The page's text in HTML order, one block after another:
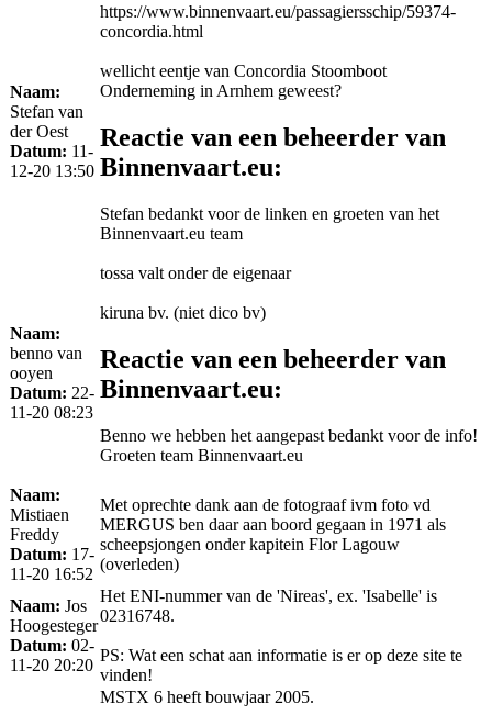
Naam:
Stefan van
der Oest
Datum: 11-
12-20 13:50
https://www.binnenvaart.eu/passagiersschip/59374-
concordia.html
wellicht eentje van Concordia Stoomboot
Onderneming in Arnhem geweest?
Reactie van een beheerder van
Binnenvaart.eu:
Stefan bedankt voor de linken en groeten van het
Binnenvaart.eu team
Naam:
benno van
ooyen
Datum: 22-
11-20 08:23
tossa valt onder de eigenaar
kiruna bv. (niet dico bv)
Reactie van een beheerder van
Binnenvaart.eu:
Benno we hebben het aangepast bedankt voor de info!
Groeten team Binnenvaart.eu
Naam:
Mistiaen
Freddy
Datum: 17-
11-20 16:52
Met oprechte dank aan de fotograaf ivm foto vd
MERGUS ben daar aan boord gegaan in 1971 als
scheepsjongen onder kapitein Flor Lagouw
(overleden)
Naam: Jos
Hoogesteger
Datum: 02-
11-20 20:20
Het ENI-nummer van de 'Nireas', ex. 'Isabelle' is
02316748.
PS: Wat een schat aan informatie is er op deze site te
vinden!
MSTX 6 heeft bouwjaar 2005.